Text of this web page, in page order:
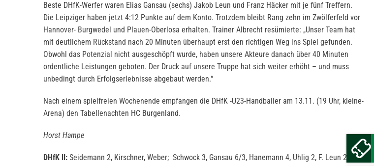
Beste DHfK-Werfer waren Elias Gansau (sechs) Jakob Leun und Franz Häcker mit je fünf Treffern.
Die Leipziger haben jetzt 4:12 Punkte auf dem Konto. Trotzdem bleibt Rang zehn im Zwölferfeld vor
Hannover- Burgwedel und Plauen-Oberlosa erhalten. Trainer Albrecht resümierte: „Unser Team hat
mit deutlichem Rückstand nach 20 Minuten überhaupt erst den richtigen Weg ins Spiel gefunden.
Obwohl das Potenzial nicht ausgeschöpft wurde, haben unsere Akteure danach über 40 Minuten
ordentliche Leistungen geboten. Der Druck auf unsere Truppe hat sich weiter erhöht – und muss
unbedingt durch Erfolgserlebnisse abgebaut werden.“
Nach einem spielfreien Wochenende empfangen die DHfK -U23-Handballer am 13.11. (19 Uhr, kleine-
Arena) den Tabellenachten HC Burgenland.
Horst Hampe
DHfK II: Seidemann 2, Kirschner, Weber; Schwock 3, Gansau 6/3, Hanemann 4, Uhlig 2, F. Leun 2,